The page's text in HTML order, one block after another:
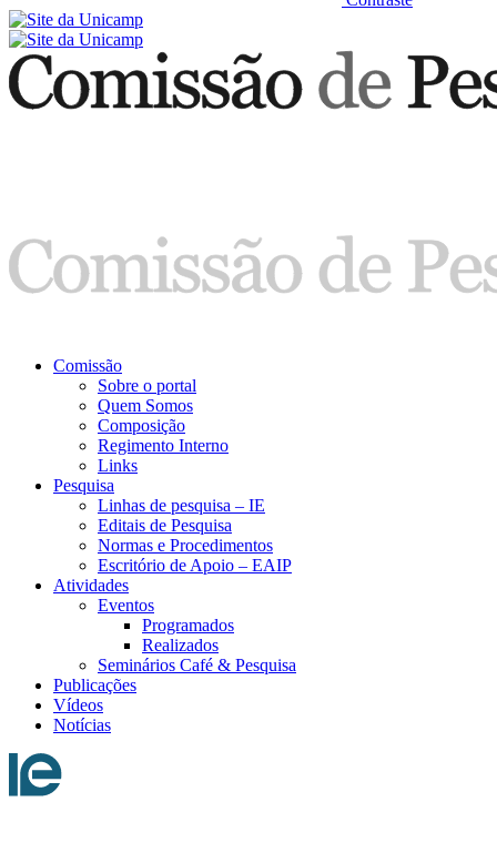
Comissão
Sobre o portal
Quem Somos
Composição
Regimento Interno
Links
Pesquisa
Linhas de pesquisa – IE
Editais de Pesquisa
Normas e Procedimentos
Escritório de Apoio – EAIP
Atividades
Eventos
Programados
Realizados
Seminários Café & Pesquisa
Publicações
Vídeos
Notícias